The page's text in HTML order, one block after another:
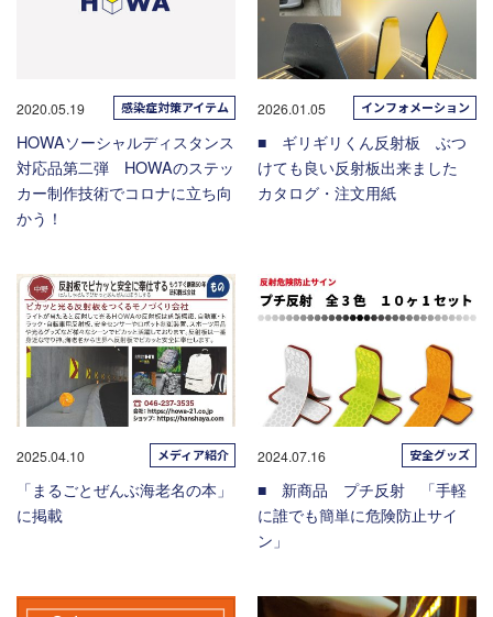
2020.05.19 感染症対策アイテム
HOWAソーシャルディスタンス
対応品第二弾 HOWAのステッ
カー制作技術でコロナに立ち向
かう！
2026.01.05 インフォメーション
■ ギリギリくん反射板 ぶつ
けても良い反射板出来ました
カタログ・注文用紙
2025.04.10 メディア紹介
「まるごとぜんぶ海老名の本」
に掲載
2024.07.16 安全グッズ
■ 新商品 プチ反射 「手軽
に誰でも簡単に危険防止サイ
ン」